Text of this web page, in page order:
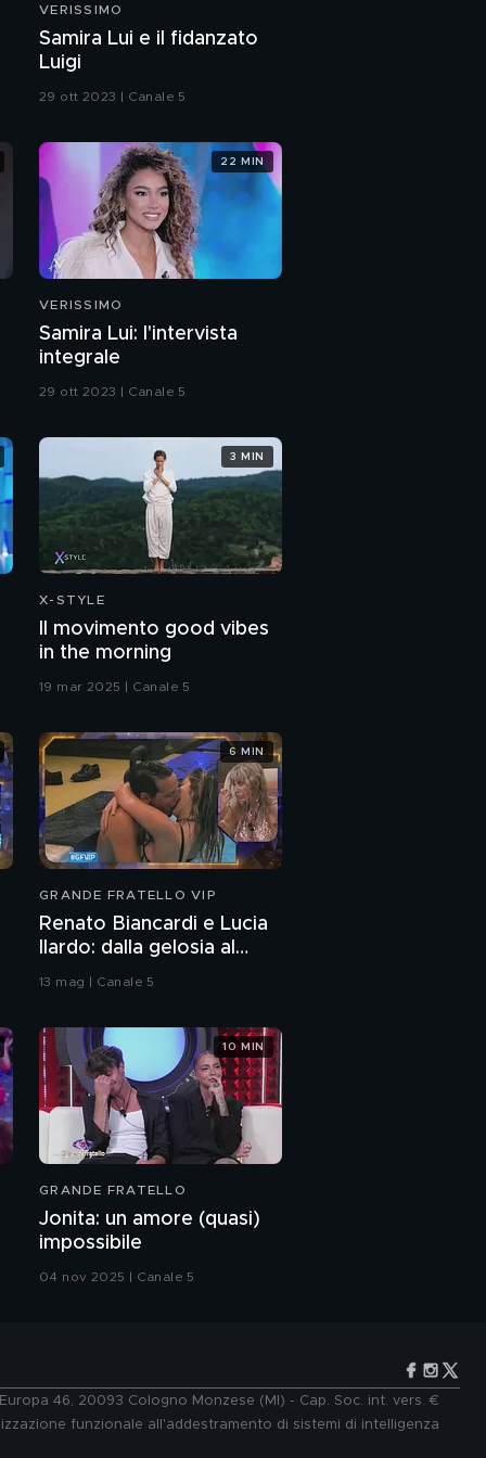
Lua e Sol, i figli di
Sol
Juliana Moreira:
l'intervista integrale
Il percorso di Mew ad
tornare ad "Amici"
Mew: "Perché ho
lasciato Amici"
Vanessa, la sorella di
Mew
Mew e il legame con la
sorella Vanessa
Mew e l'amore per
Matthew
Mew e il nuovo singolo
"Posatenebre"
Mew in "Posatenebre"
integrale
VERISSIMO
Samira Lui e il fidanzato
Luigi
29 ott 2023 | Canale 5
VERISSIMO
Samira Lui: l'intervista
integrale
29 ott 2023 | Canale 5
22 MIN
X-STYLE
Il movimento good vibes
in the morning
19 mar 2025 | Canale 5
3 MIN
GRANDE FRATELLO VIP
Renato Biancardi e Lucia
Ilardo: dalla gelosia al
13 mag | Canale 5
6 MIN
GRANDE FRATELLO
Jonita: un amore (quasi)
impossibile
04 nov 2025 | Canale 5
10 MIN
46, 20093 Cologno Monzese (MI) - Cap. Soc. int. vers. €
funzionale all'addestramento di sistemi di intelligenza